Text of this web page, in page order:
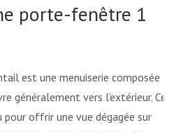
porte-fenêtre 1
est une menuiserie composée
généralement vers l’extérieur. Ce
offrir une vue dégagée sur